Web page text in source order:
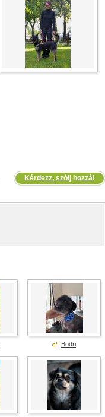
Kérdezz, szólj hozzá!
Bodri